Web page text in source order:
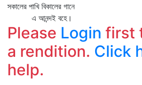
সকালের পাখি বিকালের গানে
এ আনন্দই বহে।
Please Login first
a rendition. Click
help.